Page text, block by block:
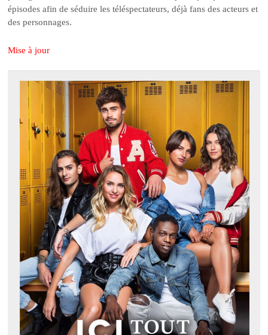
épisodes afin de séduire les téléspectateurs, déjà fans des acteurs et
des personnages.
Mise à jour